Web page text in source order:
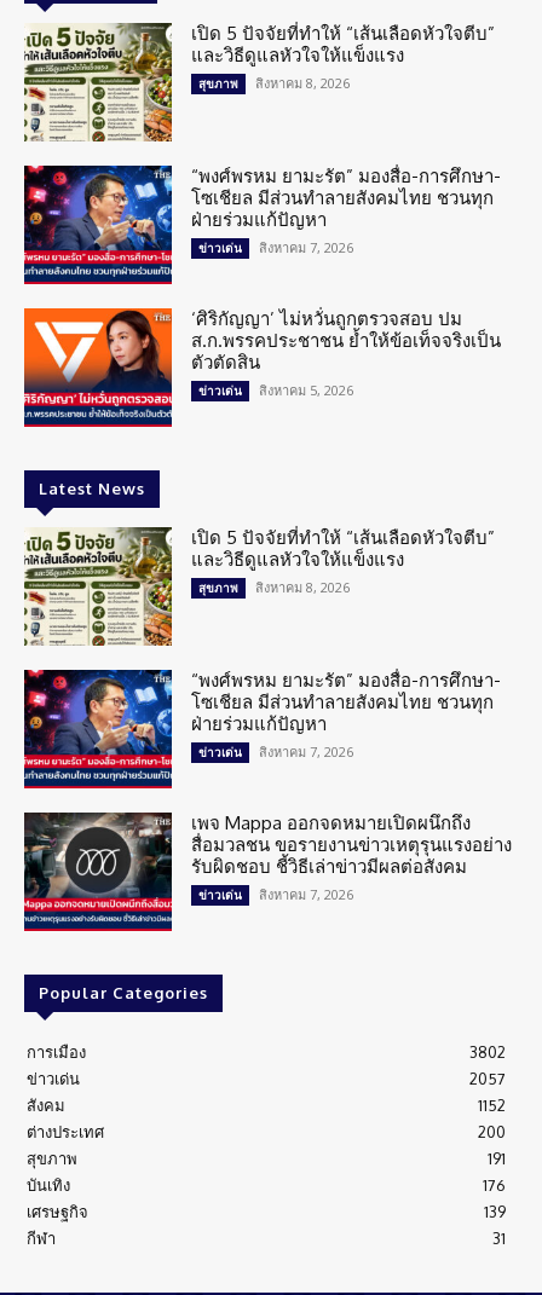
เปิด 5 ปัจจัยที่ทำให้ “เส้นเลือดหัวใจตีบ”
และวิธีดูแลหัวใจให้แข็งแรง
สุขภาพ สิงหาคม 8, 2026
“พงศ์พรหม ยามะรัต” มองสื่อ-การศึกษา-
โซเชียล มีส่วนทำลายสังคมไทย ชวนทุก
ฝ่ายร่วมแก้ปัญหา
ข่าวเด่น สิงหาคม 7, 2026
‘ศิริกัญญา’ ไม่หวั่นถูกตรวจสอบ ปม
ส.ก.พรรคประชาชน ย้ำให้ข้อเท็จจริงเป็น
ตัวตัดสิน
ข่าวเด่น สิงหาคม 5, 2026
Latest News
เปิด 5 ปัจจัยที่ทำให้ “เส้นเลือดหัวใจตีบ”
และวิธีดูแลหัวใจให้แข็งแรง
สุขภาพ สิงหาคม 8, 2026
“พงศ์พรหม ยามะรัต” มองสื่อ-การศึกษา-
โซเชียล มีส่วนทำลายสังคมไทย ชวนทุก
ฝ่ายร่วมแก้ปัญหา
ข่าวเด่น สิงหาคม 7, 2026
เพจ Mappa ออกจดหมายเปิดผนึกถึง
สื่อมวลชน ขอรายงานข่าวเหตุรุนแรงอย่าง
รับผิดชอบ ชี้วิธีเล่าข่าวมีผลต่อสังคม
ข่าวเด่น สิงหาคม 7, 2026
Popular Categories
การเมือง
3802
ข่าวเด่น
2057
สังคม
1152
ต่างประเทศ
200
สุขภาพ
191
บันเทิง
176
เศรษฐกิจ
139
กีฬา
31